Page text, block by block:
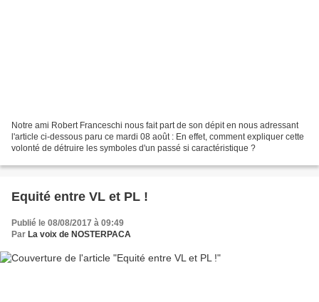
Notre ami Robert Franceschi nous fait part de son dépit en nous adressant
l'article ci-dessous paru ce mardi 08 août : En effet, comment expliquer cette
volonté de détruire les symboles d'un passé si caractéristique ?
Equité entre VL et PL !
Publié le 08/08/2017 à 09:49
Par La voix de NOSTERPACA